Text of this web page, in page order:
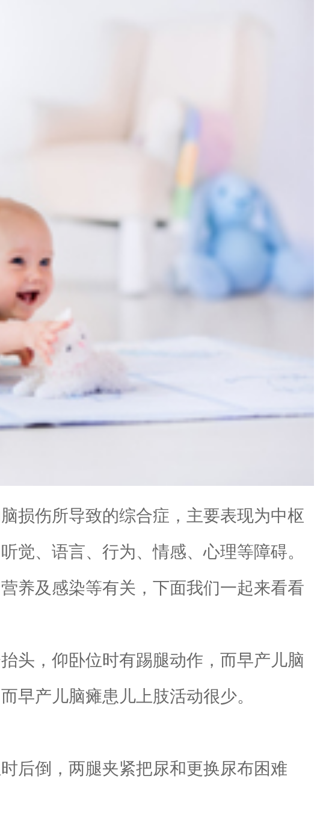
损伤所导致的综合症，主要表现为中枢
觉、语言、行为、情感、心理等障碍。
养及感染等有关，下面我们一起来看看
头，仰卧位时有踢腿动作，而早产儿脑
早产儿脑瘫患儿上肢活动很少。
后倒，两腿夹紧把尿和更换尿布困难